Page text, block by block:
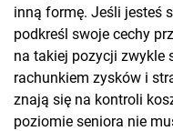
inną formę. Jeśli jesteś
podkreśl swoje cechy
na takiej pozycji zwykle
rachunkiem zysków i
znają się na kontroli
poziomie seniora nie